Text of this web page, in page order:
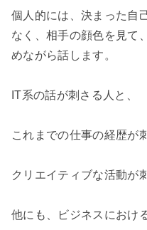
個人的には、決まった自
なく、相手の顔色を見て
めながら話します。
IT系の話が刺さる人と、
これまでの仕事の経歴が
クリエイティブな活動が
他にも、ビジネスにおけ